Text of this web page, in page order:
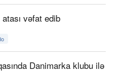
vəfat edib
Danimarka klubu ilə